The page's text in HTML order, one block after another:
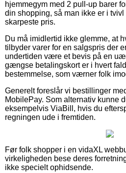
hjemmegym med 2 pull-up barer
din shopping, så man ikke er i tvivl
skarpeste pris.
Du må imidlertid ikke glemme, at
tilbyder varer for en salgspris der
undertiden være et bevis på en
gængse betalingskort er i hvert
bestemmelse, som værner folk
Generelt foreslår vi bestillinger
MobilePay. Som alternativ kunne
eksempelvis ViaBill, hvis du
regningen ude i fremtiden.
Før folk shopper i en vidaXL
virkeligheden bese deres
ikke specielt ophidsende.